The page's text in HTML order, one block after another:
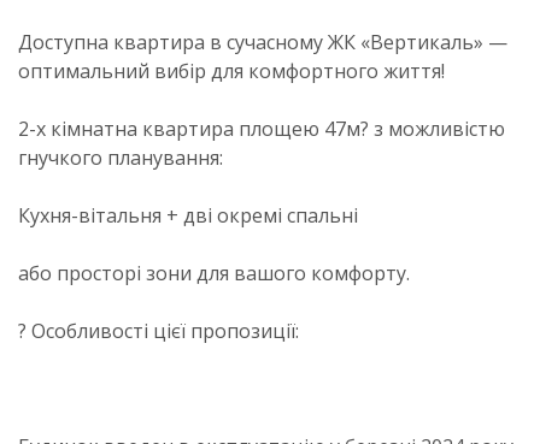
Доступна квартира в сучасному ЖК «Вертикаль» —
оптимальний вибір для комфортного життя!
2-х кімнатна квартира площею 47м? з можливістю
гнучкого планування:
Кухня-вітальня + дві окремі спальні
або просторі зони для вашого комфорту.
? Особливості цієї пропозиції: